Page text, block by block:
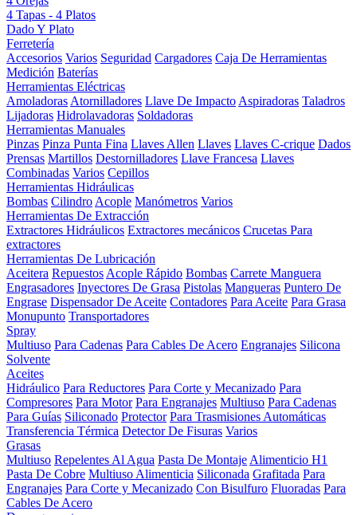
4 Tapas - 4 Platos
Dado Y Plato
Ferretería
Accesorios Varios Seguridad Cargadores Caja De Herramientas
Medición Baterías
Herramientas Eléctricas
Amoladoras Atornilladores Llave De Impacto Aspiradoras Taladros
Lijadoras Hidrolavadoras Soldadoras
Herramientas Manuales
Pinzas Pinza Punta Fina Llaves Allen Llaves Llaves C-crique Dados
Prensas Martillos Destornilladores Llave Francesa Llaves
Combinadas Varios Cepillos
Herramientas Hidráulicas
Bombas Cilindro Acople Manómetros Varios
Herramientas De Extracción
Extractores Hidráulicos Extractores mecánicos Crucetas Para
extractores
Herramientas De Lubricación
Aceitera Repuestos Acople Rápido Bombas Carrete Manguera
Engrasadores Inyectores De Grasa Pistolas Mangueras Puntero De
Engrase Dispensador De Aceite Contadores Para Aceite Para Grasa
Monupunto Transportadores
Spray
Multiuso Para Cadenas Para Cables De Acero Engranajes Silicona
Solvente
Aceites
Hidráulico Para Reductores Para Corte y Mecanizado Para
Compresores Para Motor Para Engranajes Multiuso Para Cadenas
Para Guías Siliconado Protector Para Trasmisiones Automáticas
Transferencia Térmica Detector De Fisuras Varios
Grasas
Multiuso Repelentes Al Agua Pasta De Montaje Alimenticio H1
Pasta De Cobre Multiuso Alimenticia Siliconada Grafitada Para
Engranajes Para Corte y Mecanizado Con Bisulfuro Fluoradas Para
Cables De Acero